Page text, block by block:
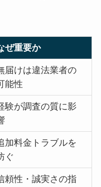
ぜ重要か
届けは違法業者の
能性
験が調査の質に影
加料金トラブルを
ぐ
頼性・誠実さの指